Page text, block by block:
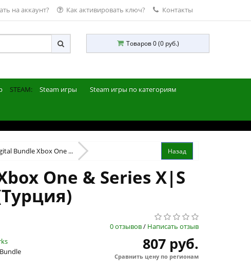
на аккаунт? Как активировать ключ? Контакты
Товаров 0 (0 руб.)
STEAM: Steam игры Steam игры по категориям
Bundle Xbox One ...
One & Series X|S
0 отзывов/ Написать отзыв
807 руб.
Сравнить цену по регионам